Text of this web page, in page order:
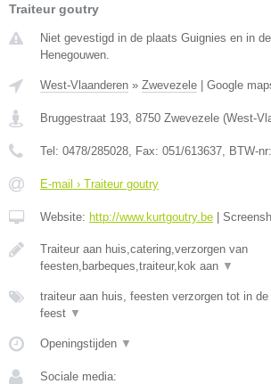
Traiteur goutry
Niet gevestigd in de plaats Guignies en in
Henegouwen.
West-Vlaanderen » Zwevezele | Google
Bruggestraat 193 8750 Zwevezele (West-
Tel: 0478/285028 , Fax: 051/613637 , BTW-nr:
E-mail › Traiteur goutry
Website: http://www.kurtgoutry.be |
Traiteur aan huis,catering,verzorgen van
feesten,barbeques,traiteur,kok aan ▼
traiteur aan huis, feesten verzorgen tot in
feest ▼
Openingstijden ▼
Sociale media: